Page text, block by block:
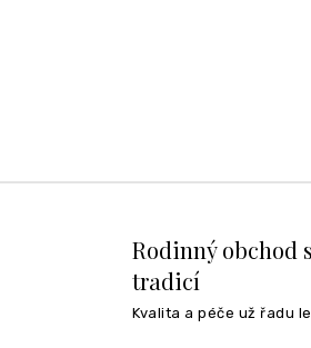
Rodinný obchod s
tradicí
Kvalita a péče už řadu